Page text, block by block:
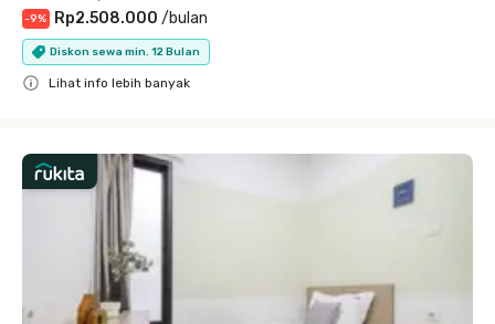
-9% Rp2.508.000 /bulan
Diskon sewa min. 12 Bulan
Lihat info lebih banyak